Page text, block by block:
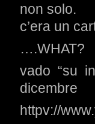
non solo.
c’era un
….WHAT?
vado “su
dicembre
httpv://